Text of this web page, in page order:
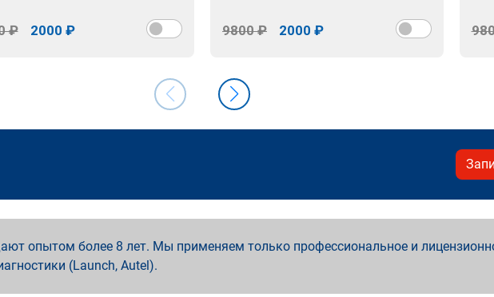
₽ 2000 ₽ 9800 ₽ 2000 ₽
опытом более 8 лет. Мы применяем только профессиональное и
(Launch, Autel).